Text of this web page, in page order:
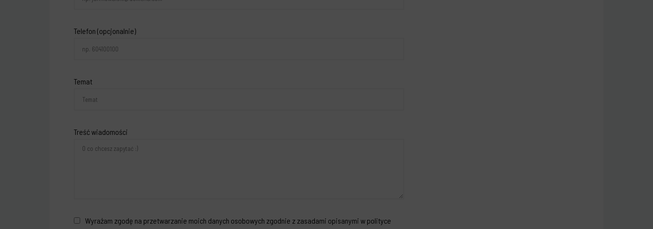
Telefon (opcjonalnie)
Temat
Treść wiadomości
Wyrażam zgodę na przetwarzanie moich danych osobowych zgodnie z zasadami opisanymi w polityce